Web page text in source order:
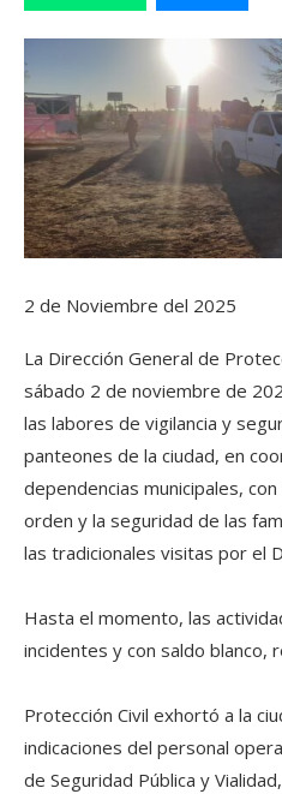
2 de Noviembre del 2025
La Dirección General de
sábado 2 de noviembre de
las labores de vigilancia y
panteones de la ciudad, en
dependencias municipales,
orden y la seguridad de las
las tradicionales visitas por el
Hasta el momento, las
incidentes y con saldo blanco,
Protección Civil exhortó a la
indicaciones del personal
de Seguridad Pública y